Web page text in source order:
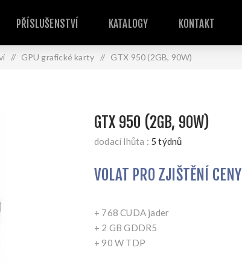
PŘÍSLUŠENSTVÍ KATALOGY KONTAKT
/ GPU grafické karty / GTX 950 (2GB, 90W)
GTX 950 (2GB, 90W)
dodací lhůta : 5 týdnů
VOLAT PRO ZJIŠTĚNÍ CENY
+ 768 CUDA jader
+ 2 GB GDDR5
+ 90 W TDP